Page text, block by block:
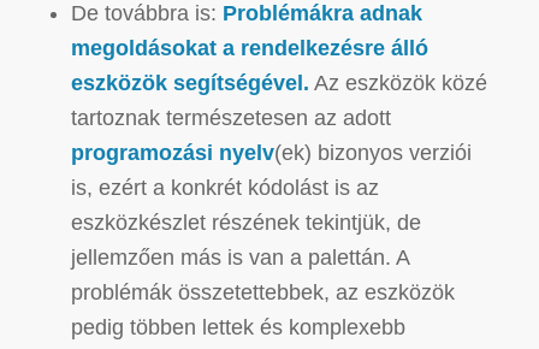
De továbbra is: Problémákra adnak
megoldásokat a rendelkezésre álló
eszközök segítségével. Az eszközök közé
tartoznak természetesen az adott
programozási nyelv(ek) bizonyos verziói
is, ezért a konkrét kódolást is az
eszközkészlet részének tekintjük, de
jellemzően más is van a palettán. A
problémák összetettebbek, az eszközök
pedig többen lettek és komplexebb